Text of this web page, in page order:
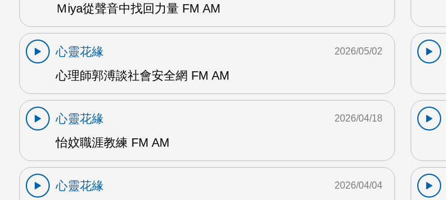
Ｍiya從聲音中找回力量 FM AM
心靈花緣
心理師郭溥談社會安全網 FM AM
2026/05/02
心靈花緣
怡妏職涯教練 FM AM
2026/04/18
心靈花緣
2026/04/04